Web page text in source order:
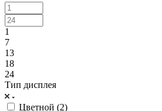
1
7
13
18
24
Тип дисплея
Цветной (2)